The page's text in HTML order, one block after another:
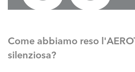
Come abbiamo reso
silenziosa?